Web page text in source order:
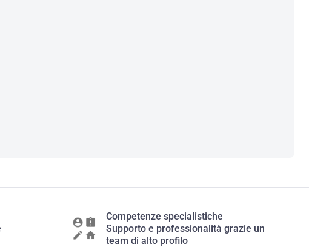
Competenze specialistiche
Supporto e professionalità grazie un
team di alto profilo